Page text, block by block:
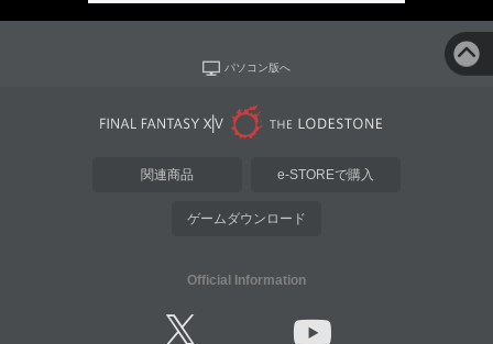
パソコン版へ
関連商品 e-STOREで購入
ゲームダウンロード
Official Information